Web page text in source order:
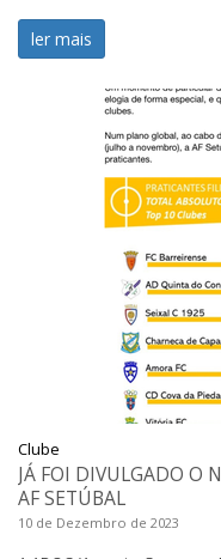
ler mais
Clube
JÁ FOI DIVULGADO O
AF SETÚBAL
10 de Dezembro de 2023